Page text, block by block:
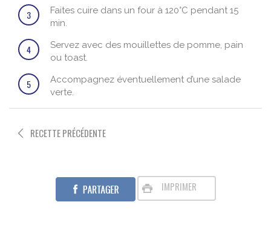
3
Faites cuire dans un four à 120°C pendant 15
min.
4
Servez avec des mouillettes de pomme, pain
ou toast.
5
Accompagnez éventuellement d’une salade
verte.
RECETTE PRÉCÉDENTE
IMPRIMER